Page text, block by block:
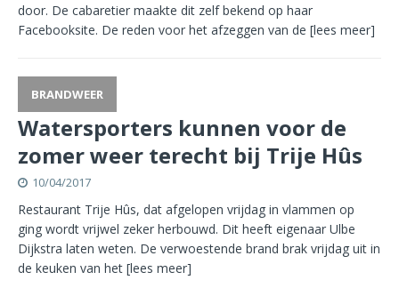
door. De cabaretier maakte dit zelf bekend op haar
Facebooksite. De reden voor het afzeggen van de [lees meer]
BRANDWEER
Watersporters kunnen voor de
zomer weer terecht bij Trije Hûs
10/04/2017
Restaurant Trije Hûs, dat afgelopen vrijdag in vlammen op
ging wordt vrijwel zeker herbouwd. Dit heeft eigenaar Ulbe
Dijkstra laten weten. De verwoestende brand brak vrijdag uit in
de keuken van het [lees meer]